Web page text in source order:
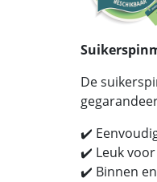
De
✔️
✔️ Leuk
✔️ Binnen